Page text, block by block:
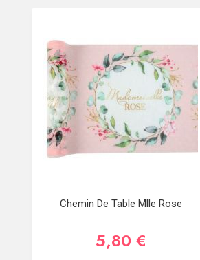
Chemin De Table Mlle Rose
5,80 €